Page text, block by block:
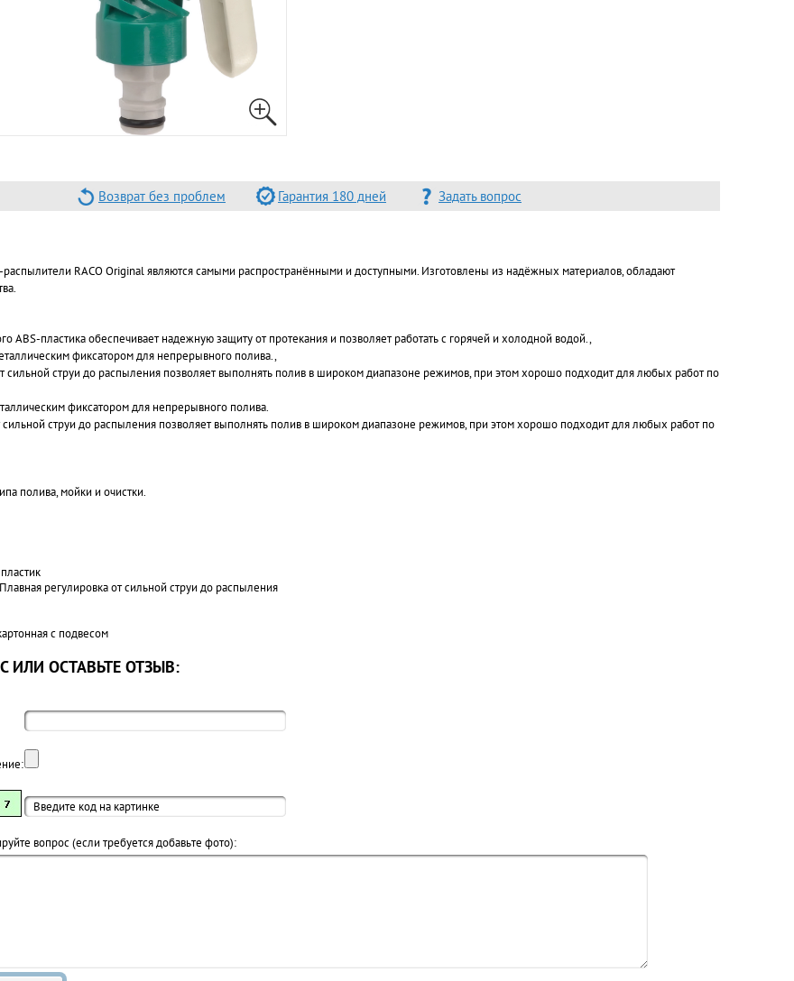
Возврат без проблем Гарантия 180 дней Задать вопрос
RACO Original являются самыми распространёнными и доступными. Изготовлены из надёжных материалов, обладают
ABS-пластика обеспечивает надежную защиту от протекания и позволяет работать с горячей и холодной водой.,
фиксатором для непрерывного полива.,
сильной струи до распыления позволяет выполнять полив в широком диапазоне режимов, при этом хорошо подходит для любых работ по
фиксатором для непрерывного полива.
сильной струи до распыления позволяет выполнять полив в широком диапазоне режимов, при этом хорошо подходит для любых работ по
полива, мойки и очистки.
регулировка от сильной струи до распыления
с подвесом
ИЛИ ОСТАВЬТЕ ОТЗЫВ:
вопрос (если требуется добавьте фото):